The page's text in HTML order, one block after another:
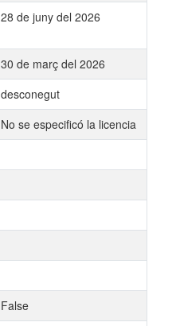
28 de juny del 2026
30 de març del 2026
desconegut
No se especificó la licencia
False